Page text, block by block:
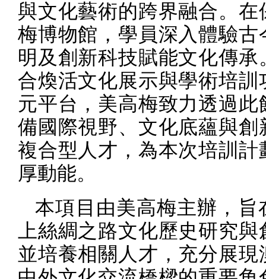
與文化藝術的跨界融合。在
梅博物館，學員深入體驗古
明及創新科技賦能文化傳承
合煥活文化展示與學術培訓
元平台，美高梅致力透過此
備國際視野、文化底蘊與創
複合型人才，為本次培訓計
厚動能。
本項目由美高梅主辦，旨
上絲綢之路文化歷史研究
並培養相關人才，充分展現